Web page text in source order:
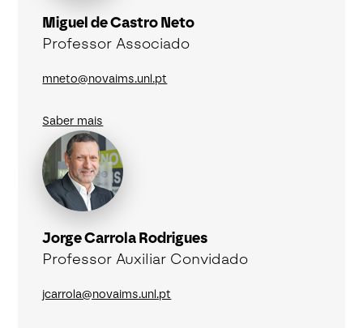
Miguel de Castro Neto
Professor Associado
mneto@novaims.unl.pt
Saber mais
Jorge Carrola Rodrigues
Professor Auxiliar Convidado
jcarrola@novaims.unl.pt